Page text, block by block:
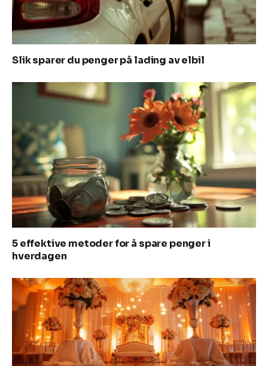
Slik sparer du penger på lading av elbil
5 effektive metoder for å spare penger i
hverdagen